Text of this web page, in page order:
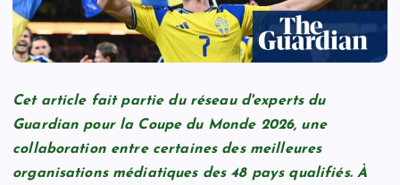
Cet article fait partie du réseau d'experts du
Guardian pour la Coupe du Monde 2026, une
collaboration entre certaines des meilleures
organisations médiatiques des 48 pays qualifiés. À